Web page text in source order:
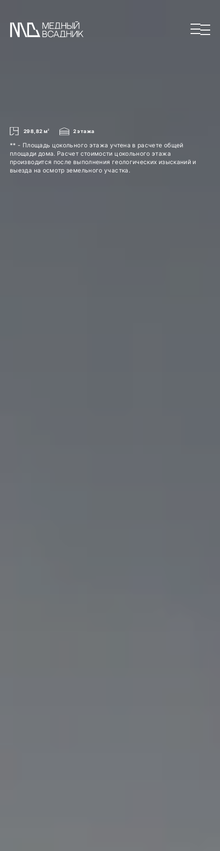
298,82 м2 2 этажа
** - Площадь цокольного этажа учтена в расчете общей
площади дома. Расчет стоимости цокольного этажа
производится после выполнения геологических изысканий и
выезда на осмотр земельного участка.